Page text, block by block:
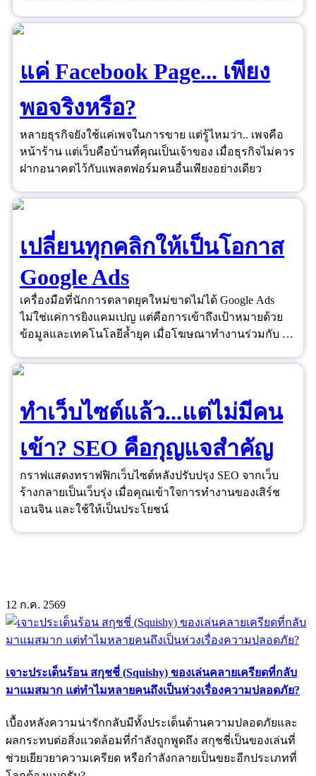
แค่ Facebook Page... เพียง
พอจริงหรือ?
หลายธุรกิจยังใช้แค่เพจในการขาย แต่รู้ไหมว่า.. เพจคือ
หน้าร้าน แต่เว็บคือบ้านที่คุณเป็นเจ้าของ เมื่อธุรกิจไม่ควร
ฝากอนาคตไว้กับแพลตฟอร์มคนอื่นเพียงอย่างเดียว
เปลี่ยนทุกคลิกให้เป็นโอกาส
Google Ads
เครื่องมือที่นักการตลาดยุคใหม่ขาดไม่ได้ Google Ads
ไม่ใช่แค่การยิงแคมเปญ แต่คือการเข้าถึงเป้าหมายด้วย
ข้อมูลและเทคโนโลยีล้ำยุค เมื่อโฆษณาทำงานร่วมกับ AI
ดวงอีกต่อไป
ทำเว็บไซต์แล้ว...แต่ไม่มีคน
เข้า? SEO คือกุญแจสำคัญ
กราฟแสดงทราฟฟิกเว็บไซต์หลังปรับปรุง SEO จากเว็บ
ร้างกลายเป็นเว็บรุ่ง เมื่อคุณเข้าใจการทำงานของเสิร์ช
เอนจิน และใช้ให้เป็นประโยชน์
12 ก.ค. 2569
เจาะประเด็นร้อน สกุชชี่ (Squishy) ของเล่นคลายเครียดที่กลับ
มาแมสมาก แต่ทำไมหลายคนถึงเป็นห่วงเรื่องความปลอดภัย?
เบื้องหลังความน่ารักกลับมีทั้งประเด็นด้านความปลอดภัยและ
ผลกระทบต่อสิ่งแวดล้อมที่กำลังถูกพูดถึง สกุชชี่เป็นของเล่นที่
ช่วยเยียวยาความเครียด หรือกำลังกลายเป็นขยะอีกประเภทที่